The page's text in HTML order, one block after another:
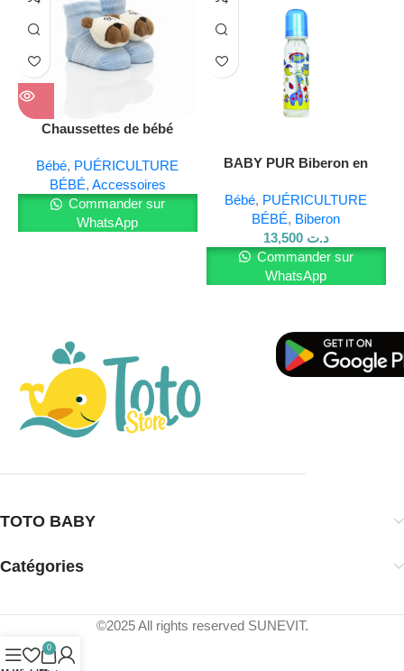
Chaussettes de bébé
Bébé, PUÉRICULTURE
BÉBÉ, Accessoires
Commander sur
WhatsApp
BABY PUR Biberon en
Bébé, PUÉRICULTURE
BÉBÉ, Biberon
د.ت 13,500
Commander sur
WhatsApp
TOTO BABY
Catégories
©2025 All rights reserved SUNEVIT.
0